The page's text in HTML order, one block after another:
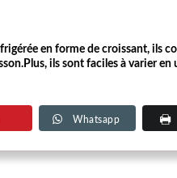
en forme de croissant, ils
ils sont faciles à varier
Whatsapp